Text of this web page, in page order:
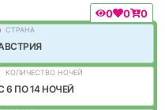
0 0 0
СТРАНА
КОЛИЧЕСТВО НОЧЕЙ
6 ПО 14 НОЧЕЙ